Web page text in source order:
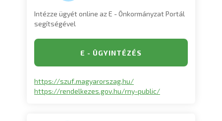
Intézze ügyét online az E - Önkormányzat Portál
segítségével
E - ÜGYINTÉZÉS
https://szuf.magyarorszag.hu/
https://rendelkezes.gov.hu/rny-public/